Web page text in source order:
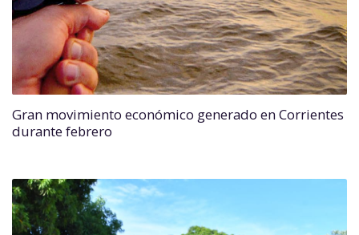
Gran movimiento económico generado en Corrientes
durante febrero